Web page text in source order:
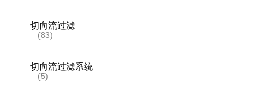
切向流过滤
(83)
切向流过滤系统
(5)